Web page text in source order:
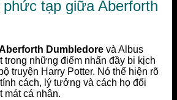
phức tạp giữa Aberforth
Dumbledore và Albus
trong những điểm nhấn đầy bi kịch
truyện Harry Potter. Nó thể hiện rõ
cách, lý tưởng và cách họ đối
mát cá nhân.